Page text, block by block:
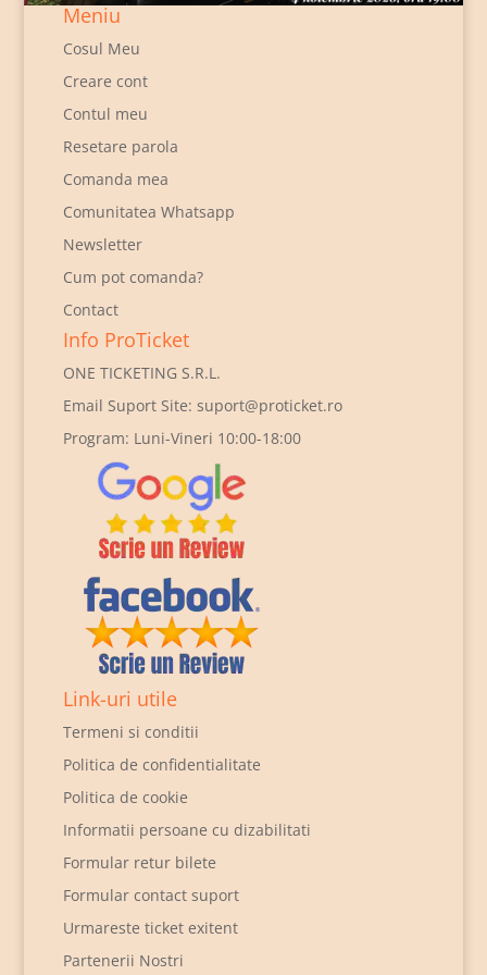
Meniu
Cosul Meu
Creare cont
Contul meu
Resetare parola
Comanda mea
Comunitatea Whatsapp
Newsletter
Cum pot comanda?
Contact
Info ProTicket
ONE TICKETING S.R.L.
Email Suport Site: suport@proticket.ro
Program: Luni-Vineri 10:00-18:00
Link-uri utile
Termeni si conditii
Politica de confidentialitate
Politica de cookie
Informatii persoane cu dizabilitati
Formular retur bilete
Formular contact suport
Urmareste ticket exitent
Partenerii Nostri